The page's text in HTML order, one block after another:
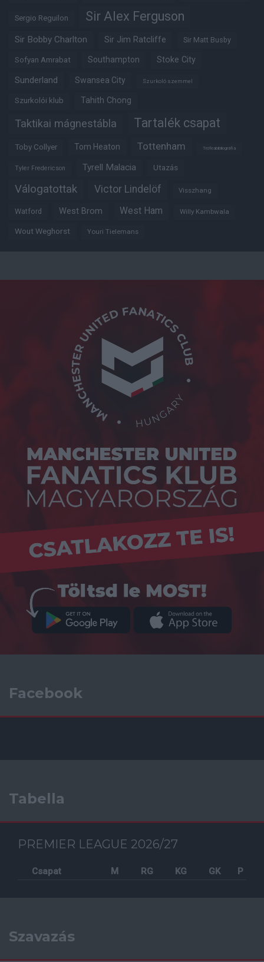
Sergio Reguilon Sir Alex Ferguson
Sir Bobby Charlton Sir Jim Ratcliffe Sir Matt Busby
Sofyan Amrabat Southampton Stoke City
Sunderland Swansea City Szurkoló szemmel
Szurkolói klub Tahith Chong
Taktikai mágnestábla Tartalék csapat
Toby Collyer Tom Heaton Tottenham Trófeabibliográfia
Tyler Fredericson Tyrell Malacia Utazás
Válogatottak Victor Lindelöf Visszhang
Watford West Brom West Ham Willy Kambwala
Wout Weghorst Youri Tielemans
Facebook
Tabella
PREMIER LEAGUE 2026/27
Csapat M RG KG GK P
Szavazás